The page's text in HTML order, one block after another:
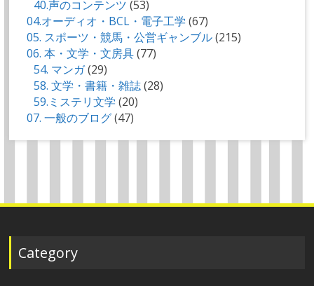
40.声のコンテンツ (53)
04.オーディオ・BCL・電子工学 (67)
05. スポーツ・競馬・公営ギャンブル(215)
06. 本・文学・文房具(77)
54. マンガ(29)
58. 文学・書籍・雑誌(28)
59.ミステリ文学 (20)
07. 一般のブログ(47)
Category